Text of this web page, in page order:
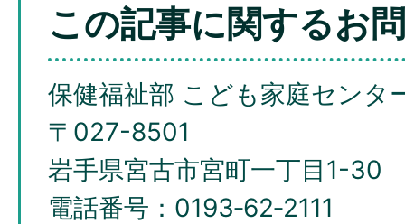
この記事に関するお
保健福祉部 こども家庭センタ
〒027-8501
岩手県宮古市宮町一丁目1-30
電話番号：0193‐62‐2111